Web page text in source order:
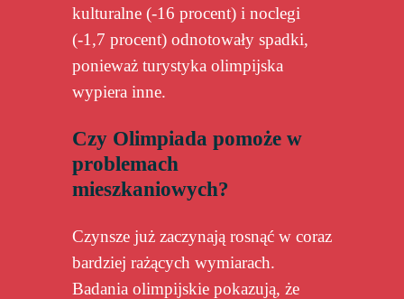
kulturalne (-16 procent) i noclegi
(-1,7 procent) odnotowały spadki,
ponieważ turystyka olimpijska
wypiera inne.
Czy Olimpiada pomoże w
problemach
mieszkaniowych?
Czynsze już zaczynają rosnąć w coraz
bardziej rażących wymiarach.
Badania olimpijskie pokazują, że